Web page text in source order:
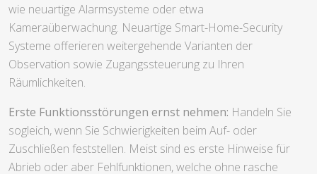
wie neuartige Alarmsysteme oder etwa
Kameraüberwachung. Neuartige Smart-Home-Security
Systeme offerieren weitergehende Varianten der
Observation sowie Zugangssteuerung zu Ihren
Räumlichkeiten.
Erste Funktionsstörungen ernst nehmen: Handeln Sie
sogleich, wenn Sie Schwierigkeiten beim Auf- oder
Zuschließen feststellen. Meist sind es erste Hinweise für
Abrieb oder aber Fehlfunktionen, welche ohne rasche